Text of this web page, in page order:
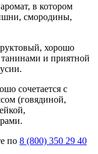
в котором
смородины,
хорошо
и приятной
сочетается с
(говядиной,
по 8 (800) 350 29 40